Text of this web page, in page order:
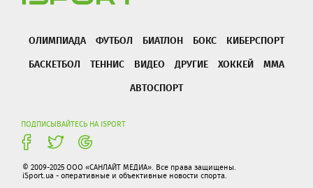
ОЛИМПИАДА ФУТБОЛ БИАТЛОН БОКС
КИБЕРСПОРТ
БАСКЕТБОЛ
ТЕННИС ВИДЕО ДРУГИЕ ХОККЕЙ
ММА
АВТОСПОРТ
ПОДПИСЫВАЙТЕСЬ НА ISPORT
© 2009-2025 ООО «САНЛАЙТ МЕДИА». Все права защищены.
iSport.ua - оперативные и объективные новости спорта.